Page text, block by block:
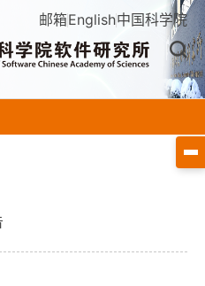
邮箱English中国科学院